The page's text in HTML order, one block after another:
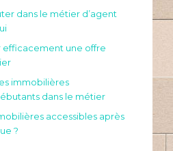
dans le métier d’agent
une offre
immobilières
dans le métier
accessibles après
?